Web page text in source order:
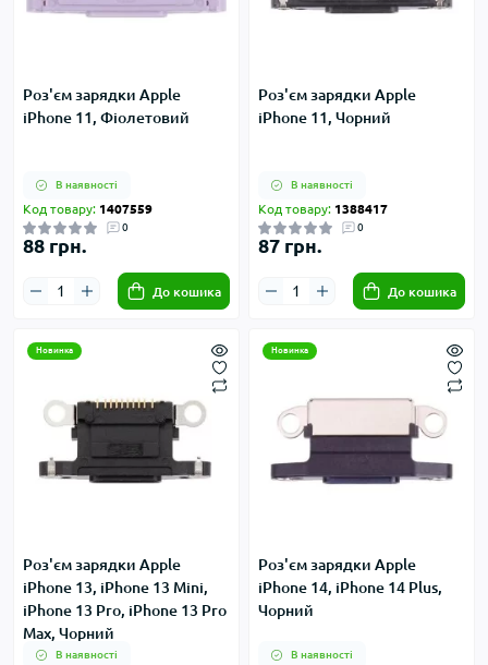
Роз'єм зарядки Apple
iPhone 11, Фіолетовий
В наявності
Код товару: 1407559
0
88 грн.
До кошика
Роз'єм зарядки Apple
iPhone 11, Чорний
В наявності
Код товару: 1388417
0
87 грн.
До кошика
Новинка
Роз'єм зарядки Apple
iPhone 13, iPhone 13 Mini,
iPhone 13 Pro, iPhone 13 Pro
Max, Чорний
В наявності
Новинка
Роз'єм зарядки Apple
iPhone 14, iPhone 14 Plus,
Чорний
В наявності